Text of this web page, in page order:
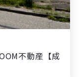
不動産【成